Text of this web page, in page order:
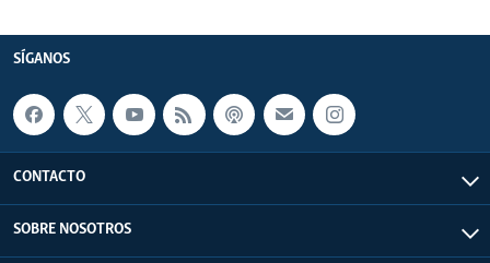
SÍGANOS
CONTACTO
SOBRE NOSOTROS